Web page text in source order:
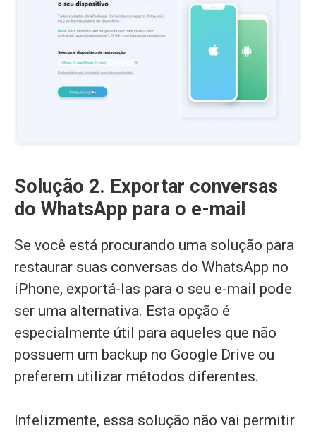
Solução 2. Exportar conversas
do WhatsApp para o e-mail
Se você está procurando uma solução para
restaurar suas conversas do WhatsApp no
iPhone, exportá-las para o seu e-mail pode
ser uma alternativa. Esta opção é
especialmente útil para aqueles que não
possuem um backup no Google Drive ou
preferem utilizar métodos diferentes.
Infelizmente, essa solução não vai permitir